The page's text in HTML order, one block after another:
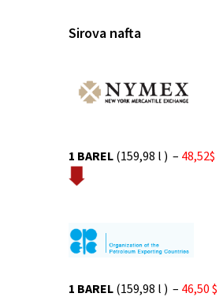
Sirova nafta
1 BAREL (159,98 l ) – 48,52$
1 BAREL (159,98 l ) – 46,50 $